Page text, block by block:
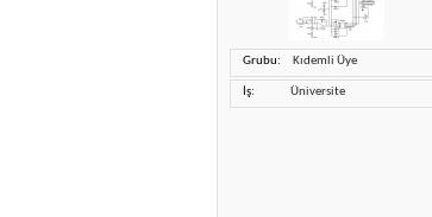
Grubu Kıdemli Üye
İş Üniversite